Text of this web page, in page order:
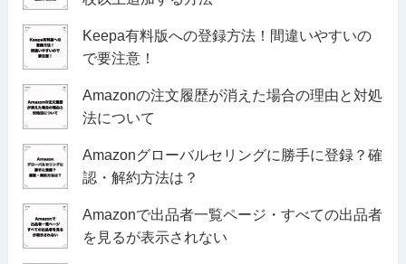
Keepa有料版への登録方法！間違いやすいの
で要注意！
Amazonの注文履歴が消えた場合の理由と対処
法について
Amazonグローバルセリングに勝手に登録？確
認・解約方法は？
Amazonで出品者一覧ページ・すべての出品者
を見るが表示されない